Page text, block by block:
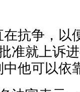
抗争，以
准就上诉
他可以依